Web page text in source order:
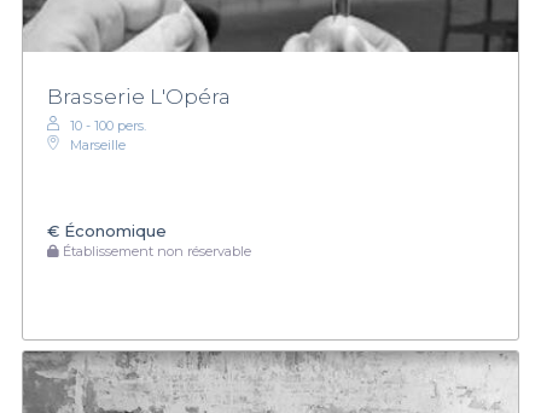
Brasserie L'Opéra
10 - 100 pers.
Marseille
€ Économique
Établissement non réservable